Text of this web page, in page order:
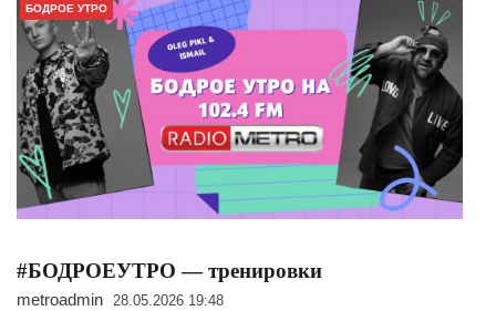
БОДРОЕ УТРО
#БОДРОЕУТРО — тренировки
metroadmin 28.05.2026 19:48